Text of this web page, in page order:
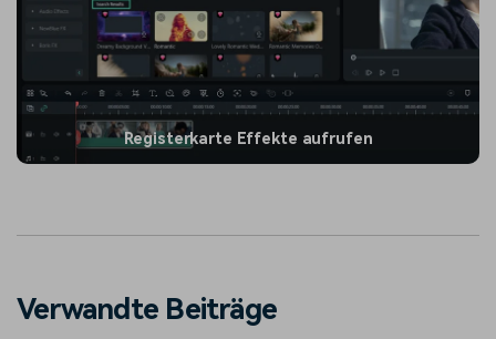
Registerkarte Effekte aufrufen
Verwandte Beiträge